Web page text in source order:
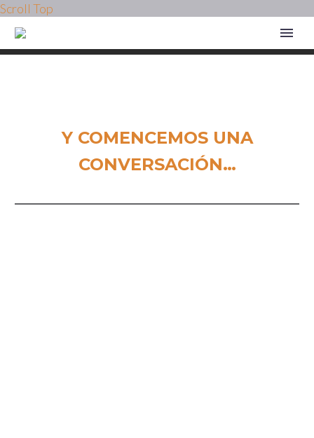
Scroll Top
CONTÁCTENOS
Y COMENCEMOS UNA
CONVERSACIÓN…